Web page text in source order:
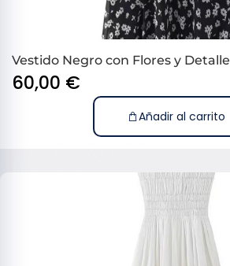
Vestido Negro con Flores y
60,00 €
Añadir al carrito